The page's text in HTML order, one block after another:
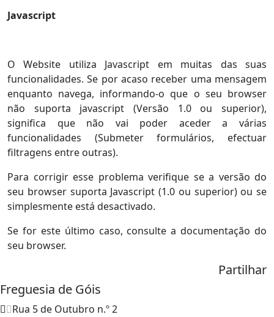
Javascript
O Website utiliza Javascript em muitas das suas
funcionalidades. Se por acaso receber uma mensagem
enquanto navega, informando-o que o seu browser
não suporta javascript (Versão 1.0 ou superior),
significa que não vai poder aceder a várias
funcionalidades (Submeter formulários, efectuar
filtragens entre outras).
Para corrigir esse problema verifique se a versão do
seu browser suporta Javascript (1.0 ou superior) ou se
simplesmente está desactivado.
Se for este último caso, consulte a documentação do
seu browser.
Partilhar
Freguesia de Góis
Rua 5 de Outubro n.º 2